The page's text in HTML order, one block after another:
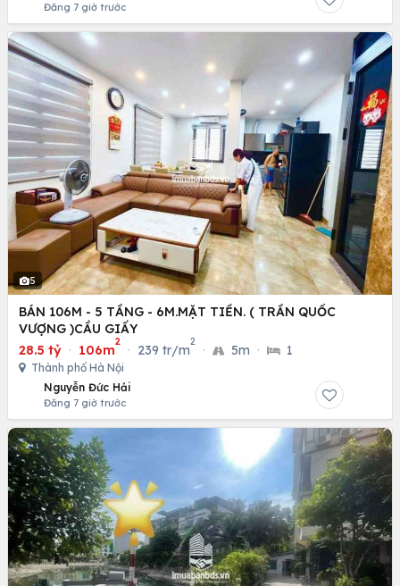
Đăng 7 giờ trước
5
BÁN 106M - 5 TẦNG - 6M.MẶT TIỀN. ( TRẦN QUỐC
VƯỢNG )CẦU GIẤY
28.5 tỷ · 106m
2
· 239 tr/m
2
· 5m · 1
Thành phố Hà Nội
Nguyễn Đức Hải
Đăng 7 giờ trước